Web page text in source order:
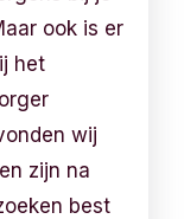
ook is er
het
wij
zijn na
best